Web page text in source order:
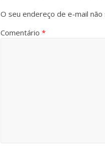
O seu endereço de e-mail não
Comentário *